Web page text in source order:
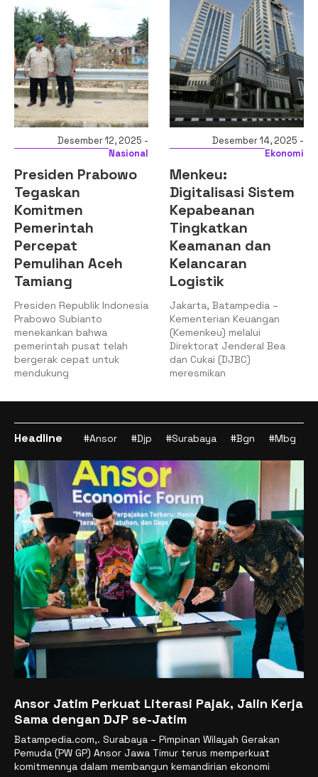
Desember 14, 2025 -
Ekonomi
Menkeu:
Digitalisasi Sistem
Kepabeanan
Tingkatkan
Keamanan dan
Kelancaran
Logistik
Jakarta, Batampedia –
Kementerian Keuangan
(Kemenkeu) melalui
Direktorat Jenderal Bea
dan Cukai (DJBC)
meresmikan
Desember 14, 2025
Komisi XI DPR RI
Setujui Pencairan
PMN pada APBN
2025
Jakarta, 8/12/2025
Kemenkeu – Rapat Kerja
(Raker) Komisi XI DPR RI
dengan Menteri Keuangan
Headline #Ansor #Djp #Surabaya #Bgn #Mbg
Ansor Jatim Perkuat Literasi Pajak, Jalin Kerja
Sama dengan DJP se-Jatim
Batampedia.com,. Surabaya – Pimpinan Wilayah Gerakan
Pemuda (PW GP) Ansor Jawa Timur terus memperkuat
komitmennya dalam membangun kemandirian ekonomi